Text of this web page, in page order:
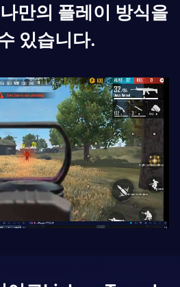
만의 플레이 방식을
있습니다.